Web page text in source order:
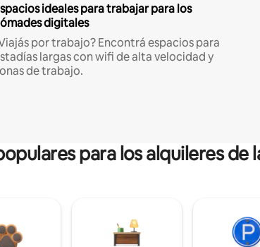
ideales para trabajar para los
digitales
por trabajo? Encontrá espacios para
largas con wifi de alta velocidad y
de trabajo.
para los alquileres de